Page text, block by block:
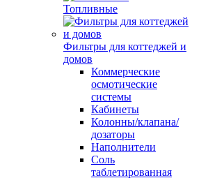
Топливные
Фильтры для коттеджей и
домов
Коммерческие
осмотические
системы
Кабинеты
Колонны/клапана/
дозаторы
Наполнители
Соль
таблетированная